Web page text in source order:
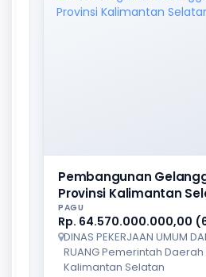
Pembangunan
Provinsi Kalimantan
PAGU
Rp. 64.570.000.000,00
DINAS PEKERJAAN UMUM
RUANG Pemerintah Daerah
Kalimantan Selatan